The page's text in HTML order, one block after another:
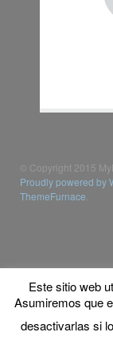
© Copyright 2015
Proudly powered by
ThemeFurnace
Este sitio web
Asumiremos que
desactivarlas si